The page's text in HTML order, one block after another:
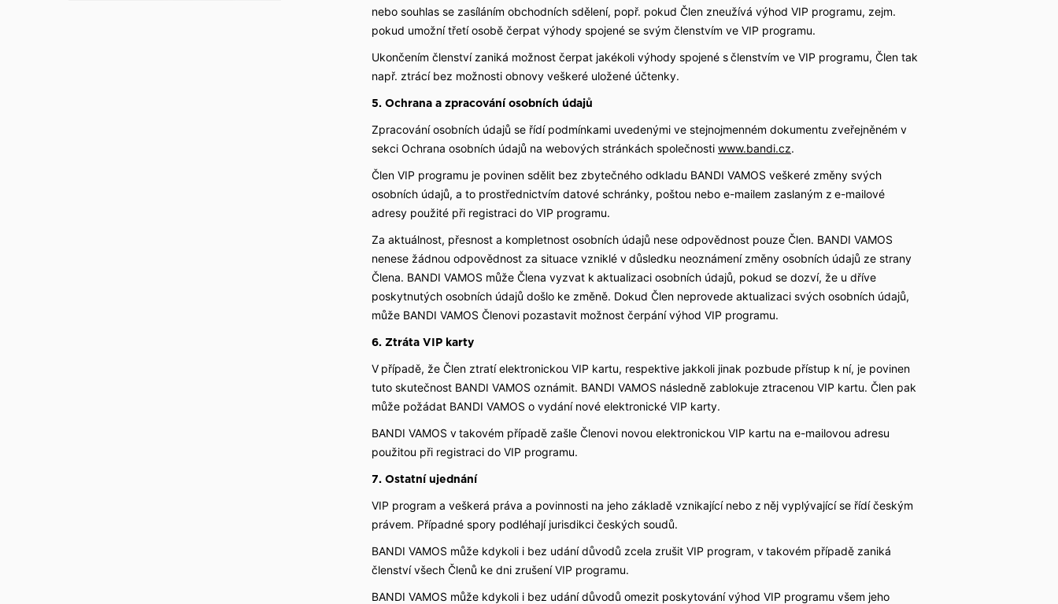
nebo souhlas se zasíláním obchodních sdělení, popř. pokud Člen zneužívá výhod VIP programu, zejm.
pokud umožní třetí osobě čerpat výhody spojené se svým členstvím ve VIP programu.
Ukončením členství zaniká možnost čerpat jakékoli výhody spojené s členstvím ve VIP programu, Člen tak
např. ztrácí bez možnosti obnovy veškeré uložené účtenky.
5. Ochrana a zpracování osobních údajů
Zpracování osobních údajů se řídí podmínkami uvedenými ve stejnojmenném dokumentu zveřejněném v
sekci Ochrana osobních údajů na webových stránkách společnosti www.bandi.cz.
Člen VIP programu je povinen sdělit bez zbytečného odkladu BANDI VAMOS veškeré změny svých
osobních údajů, a to prostřednictvím datové schránky, poštou nebo e-mailem zaslaným z e-mailové
adresy použité při registraci do VIP programu.
Za aktuálnost, přesnost a kompletnost osobních údajů nese odpovědnost pouze Člen. BANDI VAMOS
nenese žádnou odpovědnost za situace vzniklé v důsledku neoznámení změny osobních údajů ze strany
Člena. BANDI VAMOS může Člena vyzvat k aktualizaci osobních údajů, pokud se dozví, že u dříve
poskytnutých osobních údajů došlo ke změně. Dokud Člen neprovede aktualizaci svých osobních údajů,
může BANDI VAMOS Členovi pozastavit možnost čerpání výhod VIP programu.
6. Ztráta VIP karty
V případě, že Člen ztratí elektronickou VIP kartu, respektive jakkoli jinak pozbude přístup k ní, je povinen
tuto skutečnost BANDI VAMOS oznámit. BANDI VAMOS následně zablokuje ztracenou VIP kartu. Člen pak
může požádat BANDI VAMOS o vydání nové elektronické VIP karty.
BANDI VAMOS v takovém případě zašle Členovi novou elektronickou VIP kartu na e-mailovou adresu
použitou při registraci do VIP programu.
7. Ostatní ujednání
VIP program a veškerá práva a povinnosti na jeho základě vznikající nebo z něj vyplývající se řídí českým
právem. Případné spory podléhají jurisdikci českých soudů.
BANDI VAMOS může kdykoli i bez udání důvodů zcela zrušit VIP program, v takovém případě zaniká
členství všech Členů ke dni zrušení VIP programu.
BANDI VAMOS může kdykoli i bez udání důvodů omezit poskytování výhod VIP programu všem jeho